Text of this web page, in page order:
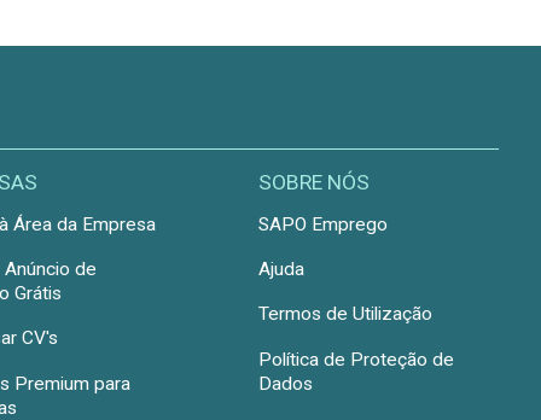
Área da Empresa
Anúncio de
Grátis
CV's
Premium para
SOBRE NÓS
SAPO Emprego
Ajuda
Termos de Utilização
Política de Proteção de
Dados